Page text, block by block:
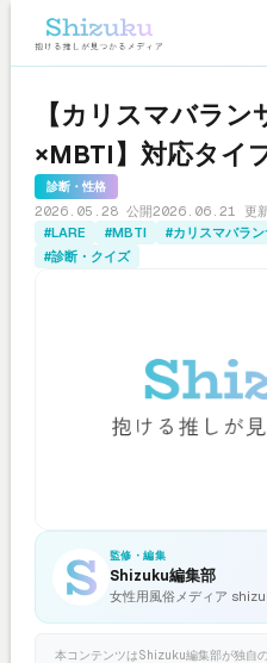
【カリスマバラン
×MBTI】対応タイ
診断・性格
2026.05.28 公開2026.06.21 更
#LARE
#MBTI #カリスマバラ
#診断・クイズ
監修・編集
Shizuku編集部
女性用風俗メディア
本コンテンツはShizuku編集部が独自